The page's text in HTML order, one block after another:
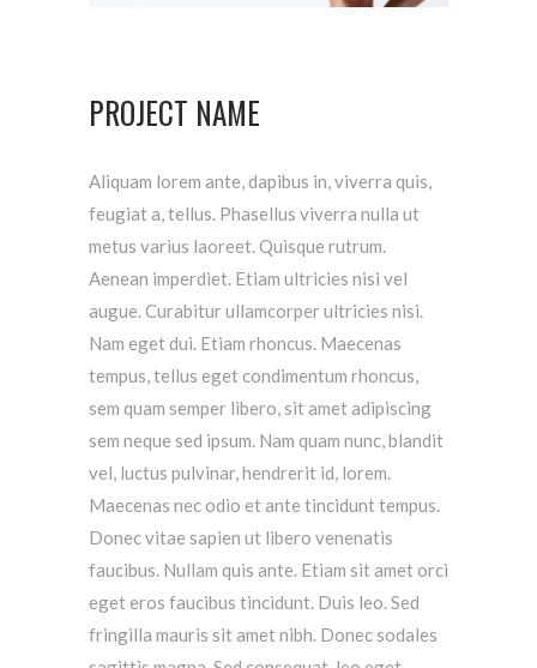
PROJECT NAME
Aliquam lorem ante, dapibus in, viverra quis,
feugiat a, tellus. Phasellus viverra nulla ut
metus varius laoreet. Quisque rutrum.
Aenean imperdiet. Etiam ultricies nisi vel
augue. Curabitur ullamcorper ultricies nisi.
Nam eget dui. Etiam rhoncus. Maecenas
tempus, tellus eget condimentum rhoncus,
sem quam semper libero, sit amet adipiscing
sem neque sed ipsum. Nam quam nunc, blandit
vel, luctus pulvinar, hendrerit id, lorem.
Maecenas nec odio et ante tincidunt tempus.
Donec vitae sapien ut libero venenatis
faucibus. Nullam quis ante. Etiam sit amet orci
eget eros faucibus tincidunt. Duis leo. Sed
fringilla mauris sit amet nibh. Donec sodales